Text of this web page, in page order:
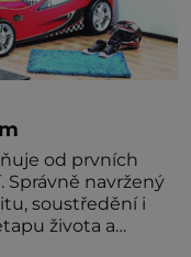
od prvních
navržený
soustředění i
života a